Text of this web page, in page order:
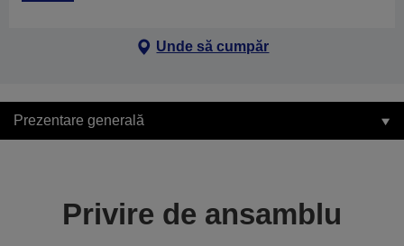
Unde să cumpăr
Prezentare generală
Privire de ansamblu